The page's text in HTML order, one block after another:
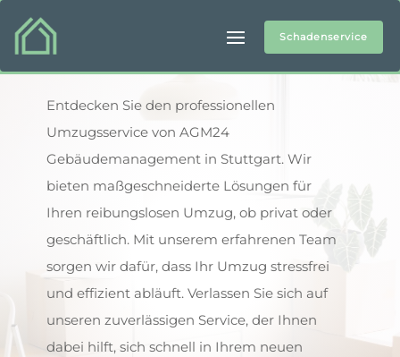
Schadenservice
Umzugsservice
Entdecken Sie den professionellen
Umzugsservice von AGM24
Gebäudemanagement in Stuttgart. Wir
bieten maßgeschneiderte Lösungen für
Ihren reibungslosen Umzug, ob privat oder
geschäftlich. Mit unserem erfahrenen Team
sorgen wir dafür, dass Ihr Umzug stressfrei
und effizient abläuft. Verlassen Sie sich auf
unseren zuverlässigen Service, der Ihnen
dabei hilft, sich schnell in Ihrem neuen